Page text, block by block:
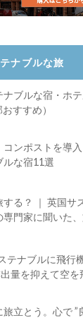
ナブルな旅
ナブルな宿・ホ
すすめ）
ンポストを導
ルな宿11選
国サステナ
門家に聞いた、
テナブルに飛行
量を抑えて空を
立とう。心で ”